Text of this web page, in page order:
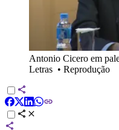
Antonio Cicero em
Letras • Reprodução